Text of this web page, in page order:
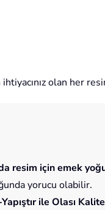
olan her
resim için emek
yorucu olabilir.
ile Olası